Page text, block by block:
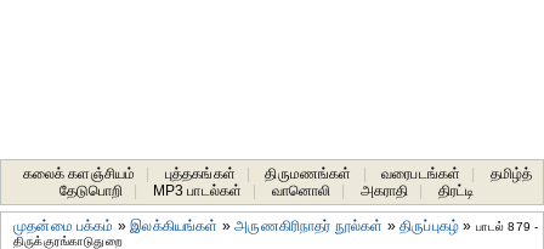
கலைக் களஞ்சியம் புத்தகங்கள் திருமணங்கள் வரைபடங்கள்
தமிழ்த்
தேடுபொறி
MP3 பாடல்கள் வானொலி அகராதி திரட்டி
முதன்மை பக்கம் »இலக்கியங்கள் »அருணகிரிநாதர் நூல்கள் »திருப்புகழ் » பாடல் 879 -
திருக்குரங்காடுதுறை